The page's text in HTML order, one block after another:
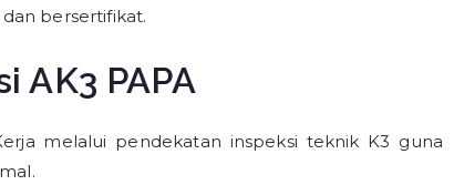
bersertifikat.
AK3 PAPA
melalui pendekatan inspeksi teknik K3 guna